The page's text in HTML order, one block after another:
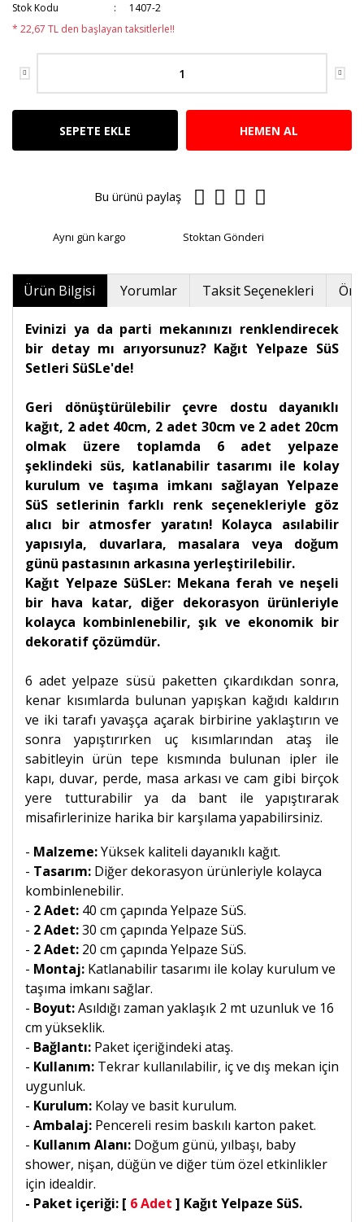
Stok Kodu
1407-2
* 22,67 TL den başlayan taksitlerle!!
SEPETE EKLE HEMEN AL
Bu ürünü paylaş
Aynı gün kargo Stoktan Gönderi
Ürün Bilgisi Yorumlar Taksit Seçenekleri
Evinizi ya da parti mekanınızı renklendirecek
bir detay mı arıyorsunuz? Kağıt Yelpaze SüS
Setleri SüSLe'de!
Geri dönüştürülebilir çevre dostu dayanıklı
kağıt, 2 adet 40cm, 2 adet 30cm ve 2 adet 20cm
olmak üzere toplamda 6 adet yelpaze
şeklindeki süs, katlanabilir tasarımı ile kolay
kurulum ve taşıma imkanı sağlayan Yelpaze
SüS setlerinin farklı renk seçenekleriyle göz
alıcı bir atmosfer yaratın! Kolayca asılabilir
yapısıyla, duvarlara, masalara veya doğum
günü pastasının arkasına yerleştirilebilir.
Kağıt Yelpaze SüSLer: Mekana ferah ve neşeli
bir hava katar, diğer dekorasyon ürünleriyle
kolayca kombinlenebilir, şık ve ekonomik bir
dekoratif çözümdür.
6 adet yelpaze süsü paketten çıkardıkdan sonra,
kenar kısımlarda bulunan yapışkan kağıdı kaldırın
ve iki tarafı yavaşça açarak birbirine yaklaştırın ve
sonra yapıştırırken uç kısımlarından ataş ile
sabitleyin ürün tepe kısmında bulunan ipler ile
kapı, duvar, perde, masa arkası ve cam gibi birçok
yere tutturabilir ya da bant ile yapıştırarak
misafirlerinize harika bir karşılama yapabilirsiniz.
- Malzeme:Yüksek kaliteli dayanıklı kağıt.
- Tasarım: Diğer dekorasyon ürünleriyle kolayca
kombinlenebilir.
- 2 Adet: 40 cm çapında Yelpaze SüS.
- 2 Adet:30 cm çapında Yelpaze SüS.
- 2 Adet: 20 cm çapında Yelpaze SüS.
- Montaj: Katlanabilir tasarımı ile kolay kurulum ve
taşıma imkanı sağlar.
- Boyut:Asıldığı zaman yaklaşık 2 mt uzunluk ve 16
cm yükseklik.
- Bağlantı: Paket içeriğindeki ataş.
- Kullanım: Tekrar kullanılabilir, iç ve dış mekan için
uygunluk.
- Kurulum: Kolay ve basit kurulum.
- Ambalaj: Pencereli resim baskılı karton paket.
- Kullanım Alanı: Doğum günü, yılbaşı, baby
shower, nişan, düğün ve diğer tüm özel etkinlikler
için idealdir.
- Paket içeriği: [ 6 Adet ] Kağıt Yelpaze SüS.